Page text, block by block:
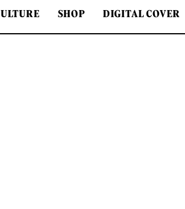
SHOP DIGITAL COVER